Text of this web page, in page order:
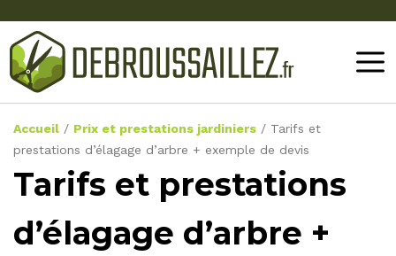
Accueil / Prix et prestations jardiniers / Tarifs et
prestations d’élagage d’arbre + exemple de devis
Tarifs et prestations
d’élagage d’arbre +